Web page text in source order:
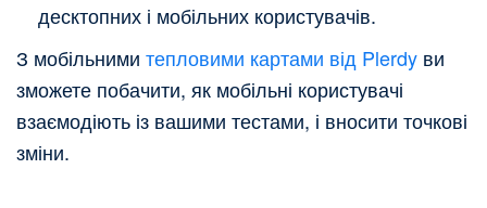
десктопних і мобільних користувачів.
З мобільними тепловими картами від Plerdy ви
зможете побачити, як мобільні користувачі
взаємодіють із вашими тестами, і вносити точкові
зміни.